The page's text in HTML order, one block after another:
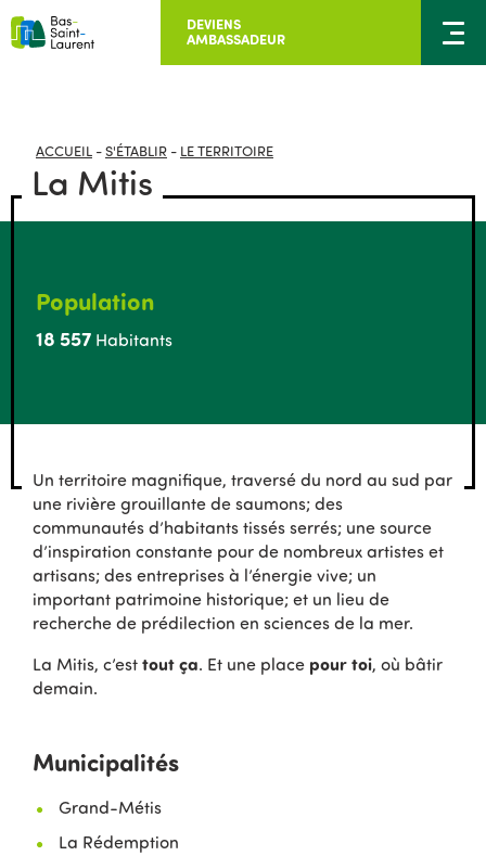
DEVIENS
AMBASSADEUR
ACCUEIL -S'ÉTABLIR- LE TERRITOIRE
La Mitis
Population
18 557Habitants
Un territoire magnifique, traversé du nord au sud par
une rivière grouillante de saumons; des
communautés d’habitants tissés serrés; une source
d’inspiration constante pour de nombreux artistes et
artisans; des entreprises à l’énergie vive; un
important patrimoine historique; et un lieu de
recherche de prédilection en sciences de la mer.
La Mitis, c’est tout ça. Et une place pour toi, où bâtir
demain.
Municipalités
Grand-Métis
La Rédemption